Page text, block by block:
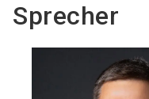
Sprecher